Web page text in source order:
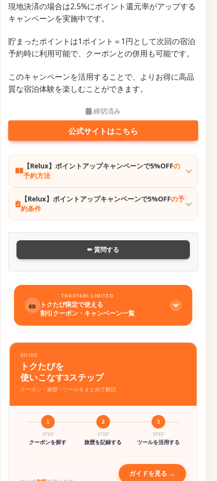
現地決済の場合は2.5%にポイント還元率がアップする
キャンペーンを実施中です。
貯まったポイントは1ポイント＝1円として次回の宿泊
予約時に利用可能で、クーポンとの併用も可能です。
このキャンペーンを活用することで、よりお得に高品
質な宿泊体験を楽しむことができます。
締切済み
公式サイトはこちら
【Relux】ポイントアップキャンペーンで5%OFFの
予約方法
【Relux】ポイントアップキャンペーンで5%OFFの予
約条件
✏ 質問する
🎫
TOKUTABI LIMITED
トクたび限定で使える
割引クーポン・キャンペーン一覧
初回利用時に使える8%OFFクーポンあり
🎡 アクティビティ予約
新規6%OFF、2回目以降3%OFF（最大3
回）
GUIDE
トクたびを
使いこなす3ステップ
クーポン・旅歴・ツールをまとめて解説
1
STEP
クーポンを探す
2
STEP
旅歴を記録する
3
STEP
ツールを活用する
ガイドを見る →